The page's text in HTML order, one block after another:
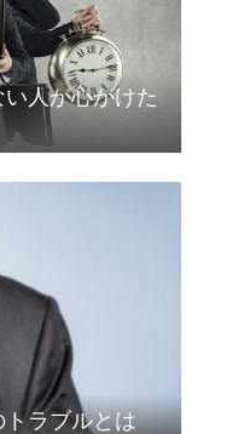
人が心がけた
ラブルとは